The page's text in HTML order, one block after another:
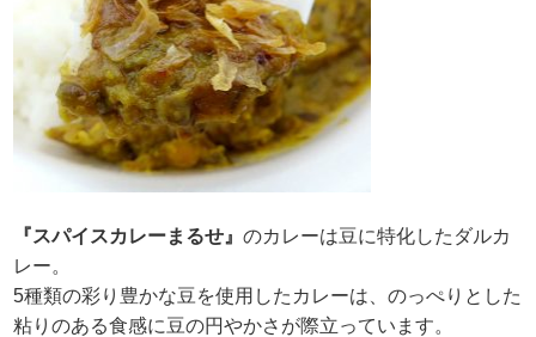
『スパイスカレーまるせ』のカレーは豆に特化したダルカ
レー。
5種類の彩り豊かな豆を使用したカレーは、のっぺりとした
粘りのある食感に豆の円やかさが際立っています。